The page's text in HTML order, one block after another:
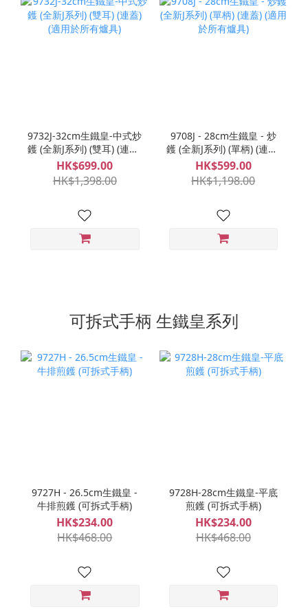
9732J-32cm生鐵皇-中式炒
鑊 (全新J系列) (雙耳) (連蓋)
(適用於所有爐具)
HK$699.00
HK$1,398.00
9708J - 28cm生鐵皇 - 炒
鑊 (全新J系列) (單柄) (連蓋)
(適用於所有爐具)
HK$599.00
HK$1,198.00
可拆式手柄 生鐵皇系列
9727H - 26.5cm生鐵皇 -
牛排煎鑊 (可拆式手柄)
HK$234.00
HK$468.00
9728H-28cm生鐵皇-平底
煎鑊 (可拆式手柄)
HK$234.00
HK$468.00